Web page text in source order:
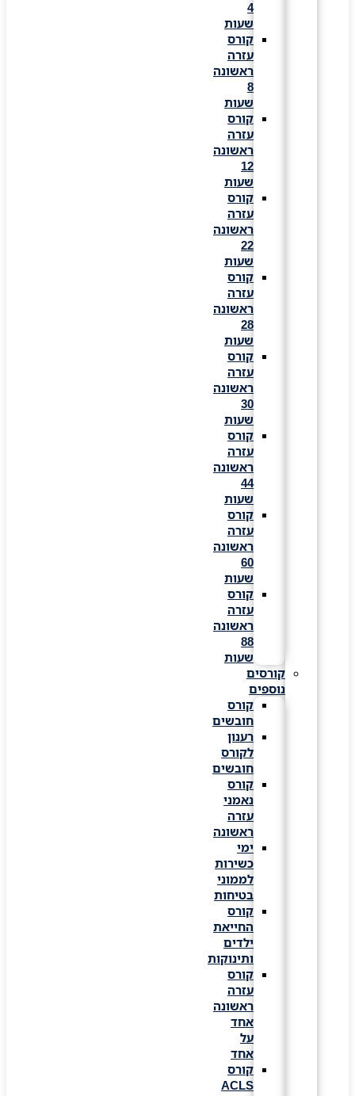
שעות
קורס
עזרה
ראשונה
שעות
קורס
עזרה
ראשונה
שעות
קורס
עזרה
ראשונה
שעות
קורס
עזרה
ראשונה
שעות
קורס
עזרה
ראשונה
שעות
קורס
עזרה
ראשונה
שעות
קורס
עזרה
ראשונה
שעות
קורס
עזרה
ראשונה
שעות
קורסים
נוספים
קורס
חובשים
רענון
לקורס
חובשים
קורס
נאמני
עזרה
ראשונה
ימי
כשירות
לממוני
בטיחות
קורס
החייאת
ילדים
ותינוקות
קורס
עזרה
ראשונה
קורס
ACLS